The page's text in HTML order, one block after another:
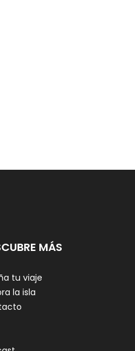
MÁS
tu viaje
la isla